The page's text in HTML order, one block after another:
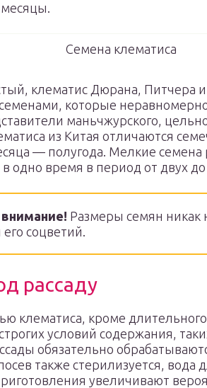
Семена клематиса
клематис Дюрана, Питчера
которые
маньчжурского,
из Китая отличаются
— полугода. Мелкие семена
одно время в период от двух
Размеры семян никак
соцветий.
рассаду
клематиса, кроме
условий содержания,
обязательно
также стерилизуется, вода
увеличивают